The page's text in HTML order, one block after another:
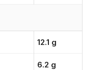
12.1 g
6.2 g